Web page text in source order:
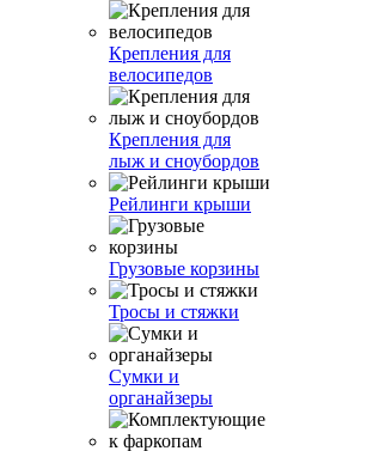
Крепления для
велосипедов
Крепления для
лыж и сноубордов
Рейлинги крыши
Грузовые корзины
Тросы и стяжки
Сумки и
органайзеры